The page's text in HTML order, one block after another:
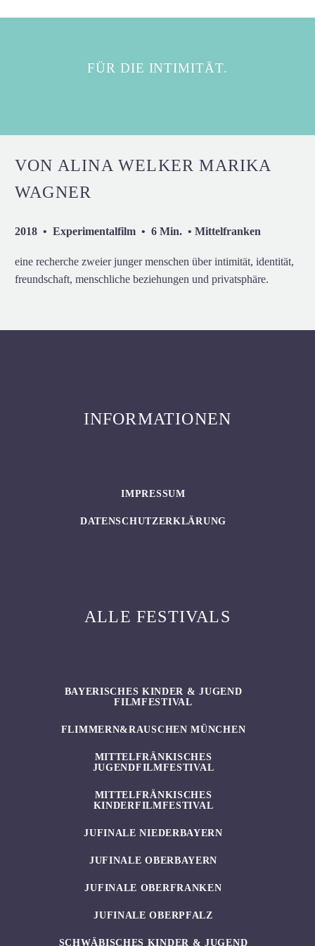
FÜR DIE INTIMITÄT.
VON ALINA WELKER MARIKA
WAGNER
2018 • Experimentalfilm • 6 Min. • Mittelfranken
eine recherche zweier junger menschen über intimität, identität,
freundschaft, menschliche beziehungen und privatsphäre.
INFORMATIONEN
IMPRESSUM
DATENSCHUTZERKLÄRUNG
ALLE FESTIVALS
BAYERISCHES KINDER & JUGEND
FILMFESTIVAL
FLIMMERN&RAUSCHEN MÜNCHEN
MITTELFRÄNKISCHES
JUGENDFILMFESTIVAL
MITTELFRÄNKISCHES
KINDERFILMFESTIVAL
JUFINALE NIEDERBAYERN
JUFINALE OBERBAYERN
JUFINALE OBERFRANKEN
JUFINALE OBERPFALZ
SCHWÄBISCHES KINDER & JUGEND